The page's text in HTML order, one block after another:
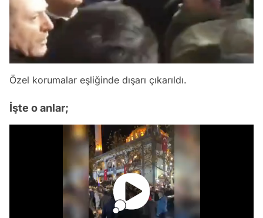
Özel korumalar eşliğinde dışarı çıkarıldı.
İşte o anlar;